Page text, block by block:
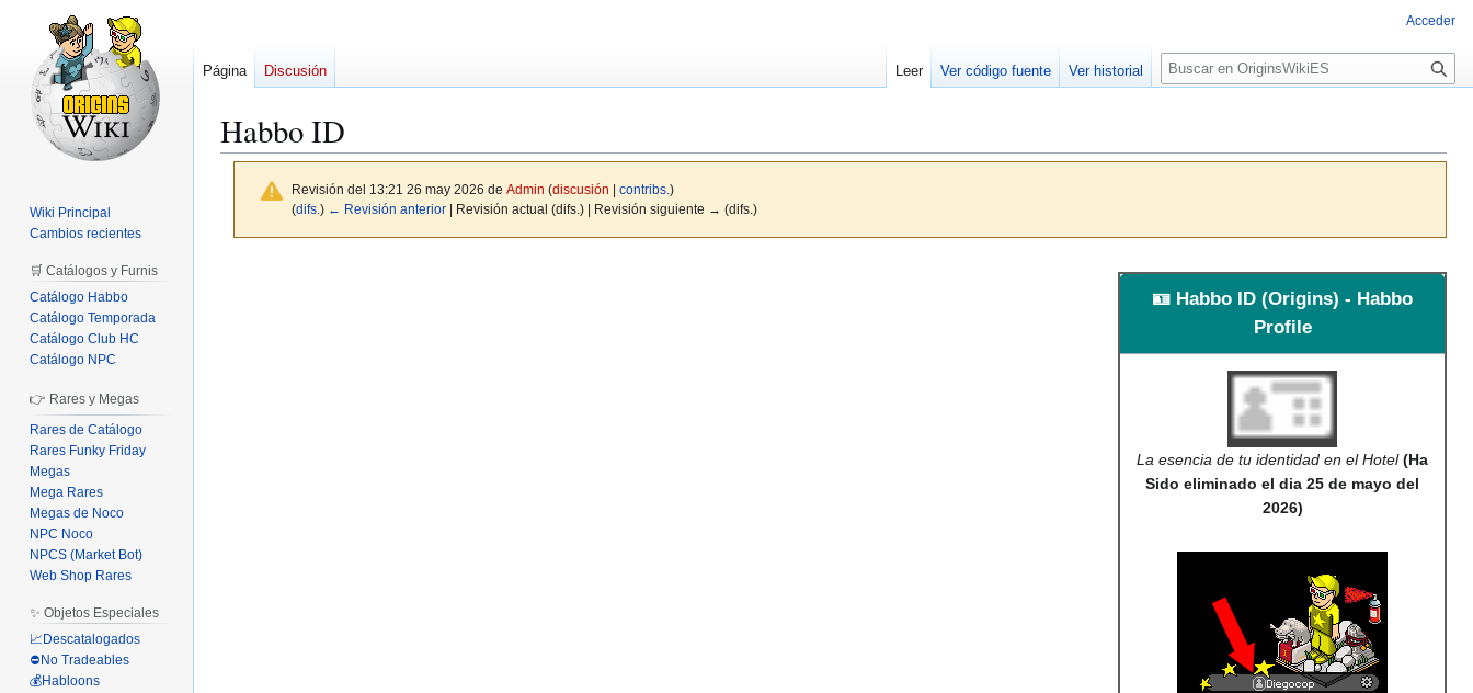
Habbo ID
Revisión del 13:21 26 may 2026 de Admin (discusión contribs. )
(difs. ) ← Revisión anterior| Revisión actual (difs.) | Revisión siguiente → (difs.)
🪪 Habbo ID (Origins) - Habbo
Profile
La esencia de tu identidad en el Hotel (Ha
Sido eliminado el dia 25 de mayo del
2026)
Acceder
Página Discusión Leer Ver código fuente Ver historial
B
u
a
Wiki Principal
Cambios recientes
🛒 Catálogos y Furnis
Catálogo Habbo
Catálogo Temporada
Catálogo Club HC
Catálogo NPC
👉 Rares y Megas
Rares de Catálogo
Rares Funky Friday
Megas
Mega Rares
Megas de Noco
NPC Noco
NPCS (Market Bot)
Web Shop Rares
✨ Objetos Especiales
📈Descatalogados
⛔No Tradeables
💰Habloons